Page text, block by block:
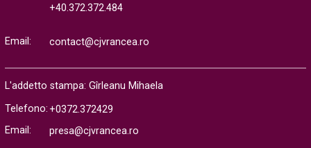
+40.372.372.484
Email: contact@cjvrancea.ro
L'addetto stampa: Gîrleanu Mihaela
Telefono: +0372.372429
Email:
presa@cjvrancea.ro